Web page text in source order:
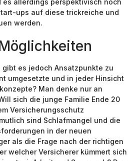
es allerdings perspektivisch noch
ups auf diese trickreiche und
werden.
gibt es jedoch Ansatzpunkte zu
umgesetzte und in jeder Hinsicht
Man denke nur an
sich die junge Familie Ende 20
Versicherungsschutz
sind Schlafmangel und die
in der neuen
als die Frage nach der richtigen
welcher Versicherer kümmert sich